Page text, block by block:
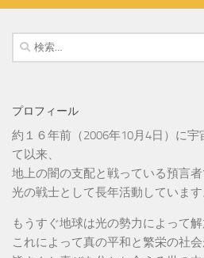
検
索:
プロフィール
約１６年前（2006年10月4日）に
て以来、
地上の闇の支配と戦っている預言者
光の戦士として長年活動しています
もうすぐ地球は光の勢力によって解
これによって真の平和と繁栄の社会